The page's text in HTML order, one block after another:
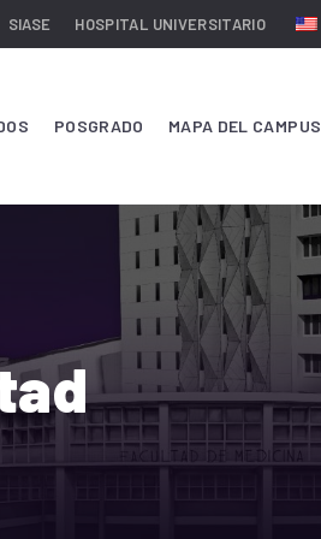
SIASE HOSPITAL UNIVERSITARIO
POSGRADO MAPA DEL CAMPUS